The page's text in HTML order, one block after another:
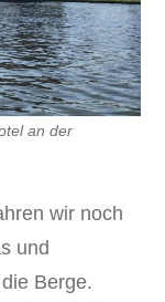
an der
wir noch
und
Berge.